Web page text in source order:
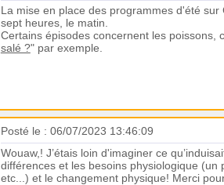
La mise en place des programmes d'été
sept heures, le matin.
Certains épisodes concernent les
salé ?" par exemple.
Posté le : 06/07/2023 13:46:09
Wouaw,! J’étais loin d'imaginer ce
différences et les besoins physiologique
etc...) et le changement physique! Merci